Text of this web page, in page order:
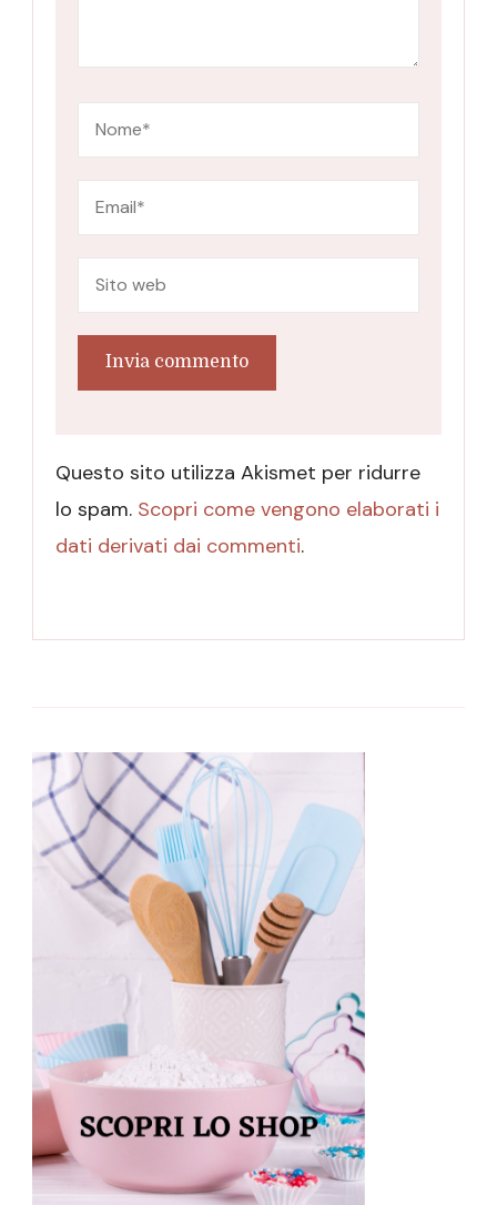
Questo sito utilizza Akismet per ridurre
lo spam. Scopri come vengono elaborati i
dati derivati dai commenti.